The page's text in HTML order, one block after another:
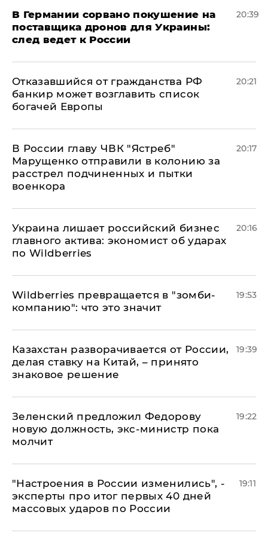
​В Германии сорвано покушение на
поставщика дронов для Украины:
след ведет к России
20:39
Отказавшийся от гражданства РФ
банкир может возглавить список
богачей Европы
20:21
В России главу ЧВК "Ястреб"
Марущенко отправили в колонию за
расстрел подчиненных и пытки
военкора
20:17
​Украина лишает российский бизнес
главного актива: экономист об ударах
по Wildberries
20:16
Wildberries превращается в "зомби-
компанию": что это значит
19:53
Казахстан разворачивается от России,
делая ставку на Китай, – принято
знаковое решение
19:39
Зеленский предложил Федорову
новую должность, экс-министр пока
молчит
19:22
"Настроения в России изменились", -
эксперты про итог первых 40 дней
массовых ударов по России
19:11